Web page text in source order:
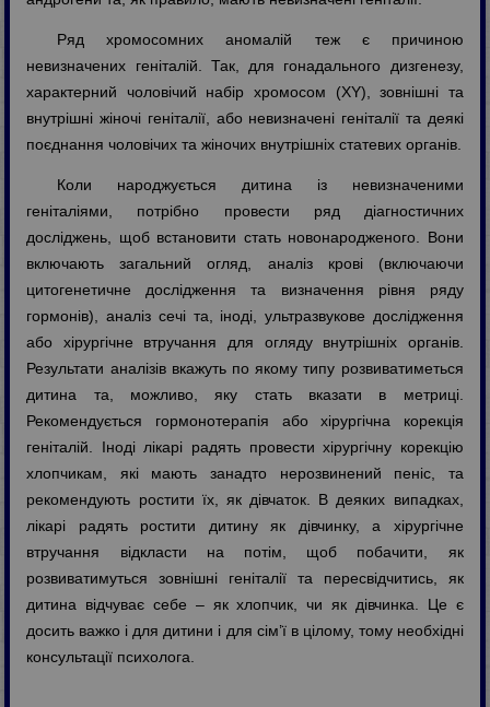
Ряд хромосомних аномалій теж є причиною
невизначених геніталій. Так, для гонадального дизгенезу,
характерний чоловічий набір хромосом (XY), зовнішні та
внутрішні жіночі геніталії, або невизначені геніталії та деякі
поєднання чоловічих та жіночих внутрішніх статевих органів.
Коли народжується дитина із невизначеними
геніталіями, потрібно провести ряд діагностичних
досліджень, щоб встановити стать новонародженого. Вони
включають загальний огляд, аналіз крові (включаючи
цитогенетичне дослідження та визначення рівня ряду
гормонів), аналіз сечі та, іноді, ультразвукове дослідження
або хірургічне втручання для огляду внутрішніх органів.
Результати аналізів вкажуть по якому типу розвиватиметься
дитина та, можливо, яку стать вказати в метриці.
Рекомендується гормонотерапія або хірургічна корекція
геніталій. Іноді лікарі радять провести хірургічну корекцію
хлопчикам, які мають занадто нерозвинений пеніс, та
рекомендують ростити їх, як дівчаток. В деяких випадках,
лікарі радять ростити дитину як дівчинку, а хірургічне
втручання відкласти на потім, щоб побачити, як
розвиватимуться зовнішні геніталії та пересвідчитись, як
дитина відчуває себе – як хлопчик, чи як дівчинка. Це є
досить важко і для дитини і для сім’ї в цілому, тому необхідні
консультації психолога.